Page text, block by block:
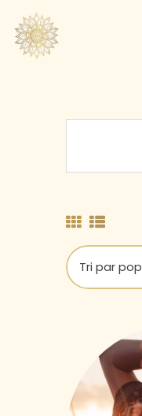
À PROPOS
BOUTIQUE
PANIER